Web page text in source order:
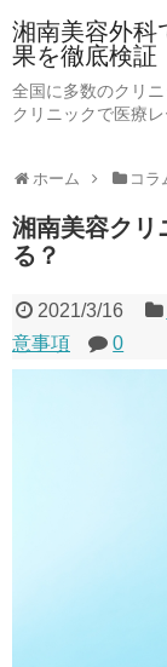
湘南美容外科
果を徹底検証
全国に多数のクリ
クリニックで医療
ホーム コラ
湘南美容クリ
る？
2021/3/16
意事項
0